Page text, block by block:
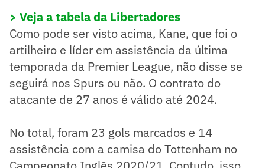
> Veja a tabela da Libertadores
Como pode ser visto acima, Kane, que foi o
artilheiro e líder em assistência da última
temporada da Premier League, não disse se
seguirá nos Spurs ou não. O contrato do
atacante de 27 anos é válido até 2024.
No total, foram 23 gols marcados e 14
assistência com a camisa do Tottenham no